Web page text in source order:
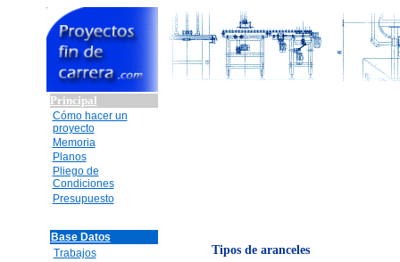
Principal
Cómo hacer un
proyecto
Memoria
Planos
Pliego de
Condiciones
Presupuesto
Base Datos
Trabajos
Tipos de aranceles